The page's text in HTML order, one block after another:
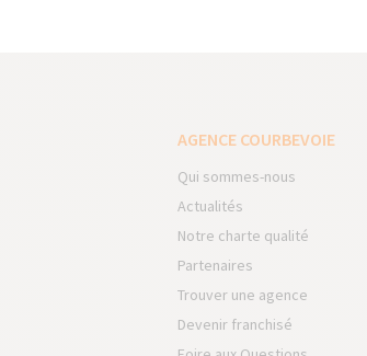
AGENCE COURBEVOIE
Qui sommes-nous
Actualités
Notre charte qualité
Partenaires
Trouver une agence
Devenir franchisé